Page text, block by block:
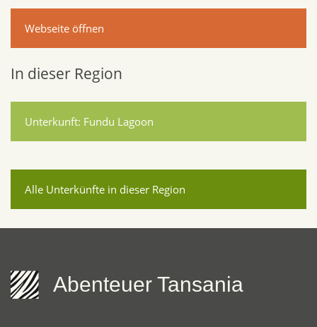
Webseite öffnen
In dieser Region
Unterkunft: Fundu Lagoon
Alle Unterkünfte in dieser Region
Abenteuer Tansania